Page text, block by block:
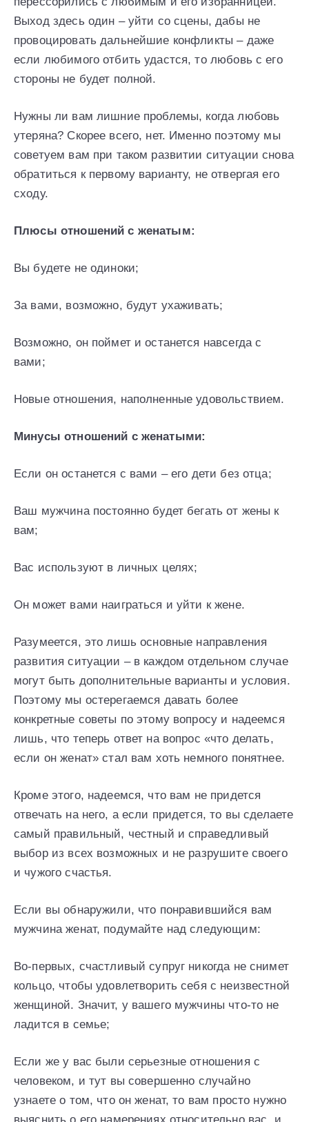
Выход здесь один – уйти со сцены, дабы не
провоцировать дальнейшие конфликты – даже
если любимого отбить удастся, то любовь с его
стороны не будет полной.
Нужны ли вам лишние проблемы, когда любовь
утеряна? Скорее всего, нет. Именно поэтому мы
советуем вам при таком развитии ситуации снова
обратиться к первому варианту, не отвергая его
сходу.
Плюсы отношений с женатым:
Вы будете не одиноки;
За вами, возможно, будут ухаживать;
Возможно, он поймет и останется навсегда с
вами;
Новые отношения, наполненные удовольствием.
Минусы отношений с женатыми:
Если он останется с вами – его дети без отца;
Ваш мужчина постоянно будет бегать от жены к
вам;
Вас используют в личных целях;
Он может вами наиграться и уйти к жене.
Разумеется, это лишь основные направления
развития ситуации – в каждом отдельном случае
могут быть дополнительные варианты и условия.
Поэтому мы остерегаемся давать более
конкретные советы по этому вопросу и надеемся
лишь, что теперь ответ на вопрос «что делать,
если он женат» стал вам хоть немного понятнее.
Кроме этого, надеемся, что вам не придется
отвечать на него, а если придется, то вы сделаете
самый правильный, честный и справедливый
выбор из всех возможных и не разрушите своего
и чужого счастья.
Если вы обнаружили, что понравившийся вам
мужчина женат, подумайте над следующим:
Во-первых, счастливый супруг никогда не снимет
кольцо, чтобы удовлетворить себя с неизвестной
женщиной. Значит, у вашего мужчины что-то не
ладится в семье;
Если же у вас были серьезные отношения с
человеком, и тут вы совершенно случайно
узнаете о том, что он женат, то вам просто нужно